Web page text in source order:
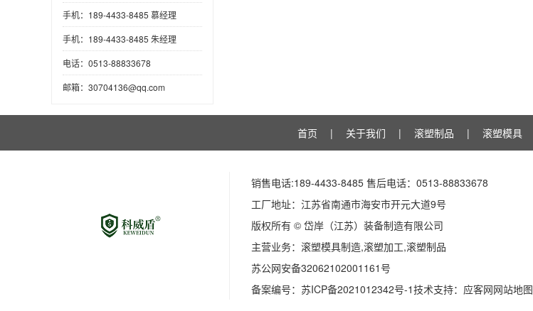
手机：189-4433-8485 慕经理
手机：189-4433-8485 朱经理
电话：0513-88833678
邮箱：30704136@qq.com
首页 | 关于我们 | 滚塑制品 | 滚塑模具
销售电话:189-4433-8485 售后电话：0513-88833678
工厂地址：江苏省南通市海安市开元大道9号
版权所有 © 岱岸（江苏）装备制造有限公司
主营业务： 滚塑模具制造,滚塑加工,滚塑制品
苏公网安备32062102001161号
备案编号： 苏ICP备2021012342号-1技术支持： 应客网网站地图